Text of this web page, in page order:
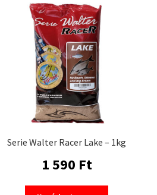
Serie Walter Racer Lake – 1kg
1 590 Ft